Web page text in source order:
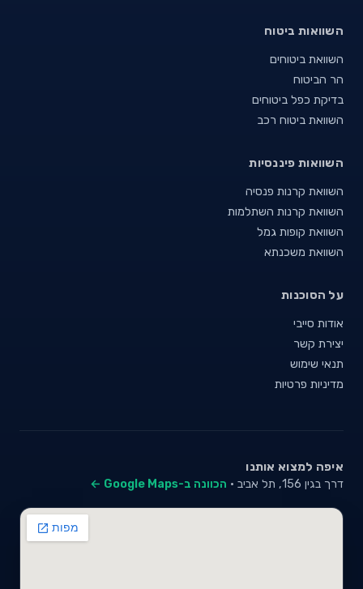
השוואות ביטוח
השוואת ביטוחים
הר הביטוח
בדיקת כפל ביטוחים
השוואת ביטוח רכב
השוואות פיננסיות
השוואת קרנות פנסיה
השוואת קרנות השתלמות
השוואת קופות גמל
השוואת משכנתא
על הסוכנות
אודות סייבי
יצירת קשר
תנאי שימוש
מדיניות פרטיות
איפה למצוא אותנו
דרך בגין 156, תל אביב · הכוונה ב-Google Maps ←